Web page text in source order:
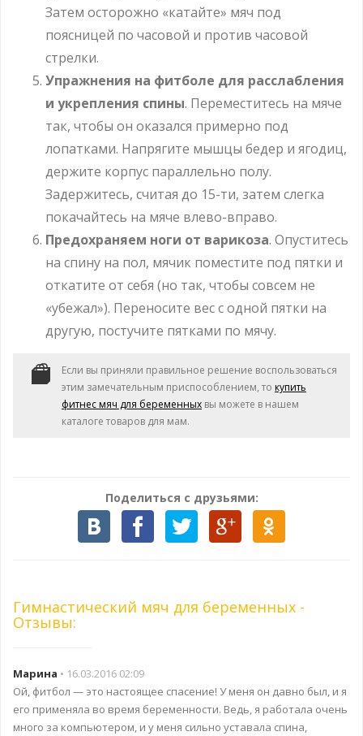
Затем осторожно «катайте» мяч под
поясницей по часовой и против часовой
стрелки.
Упражнения на фитболе для расслабления
и укрепления спины. Переместитесь на мяче
так, чтобы он оказался примерно под
лопатками. Напрягите мышцы бедер и ягодиц,
держите корпус параллельно полу.
Задержитесь, считая до 15-ти, затем слегка
покачайтесь на мяче влево-вправо.
Предохраняем ноги от варикоза. Опуститесь
на спину на пол, мячик поместите под пятки и
откатите от себя (но так, чтобы совсем не
«убежал»). Переносите вес c одной пятки на
другую, постучите пятками по мячу.
Если вы приняли правильное решение воспользоваться
этим замечательным приспособлением, то купить
фитнес мяч для беременных вы можете в нашем
каталоге товаров для мам.
Поделиться с друзьями:
Гимнастический мяч для беременных -
Отзывы:
Марина • 16.03.2016 02:09
Ой, фитбол — это настоящее спасение! У меня он давно был, и я
его применяла во время беременности. Ведь, я работала очень
много за компьютером, и у меня сильно уставала спина,